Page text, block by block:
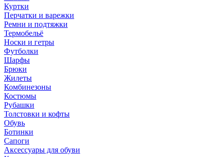
Куртки
Перчатки и варежки
Ремни и подтяжки
Термобельё
Носки и гетры
Футболки
Шарфы
Брюки
Жилеты
Комбинезоны
Костюмы
Рубашки
Толстовки и кофты
Обувь
Ботинки
Сапоги
Аксессуары для обуви